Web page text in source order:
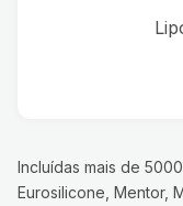
Incluídas mais de
Eurosilicone, Mentor,